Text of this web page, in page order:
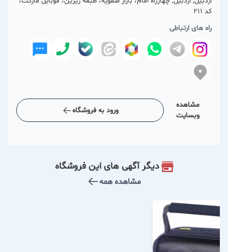
کد ۲۱۱
راه های ارتباطی
مشاهده
وبسایت
ورود به فروشگاه
دیگر آگهی های این فروشگاه
مشاهده همه